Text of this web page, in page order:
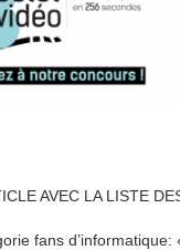
AVEC LA LISTE
fans